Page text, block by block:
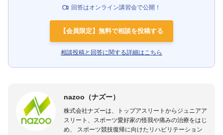
回答はオンライン講習会で公開！
【会員限定】無料で相談を投稿する
相談投稿と回答に関する詳細はこちら
nazoo（ナズー）
株式会社ナズーは、トップアスリートからジュニアア
スリート、スポーツ愛好家の怪我や痛みの治療をはじ
め、 スポーツ競技復帰に向けたリハビリテーション